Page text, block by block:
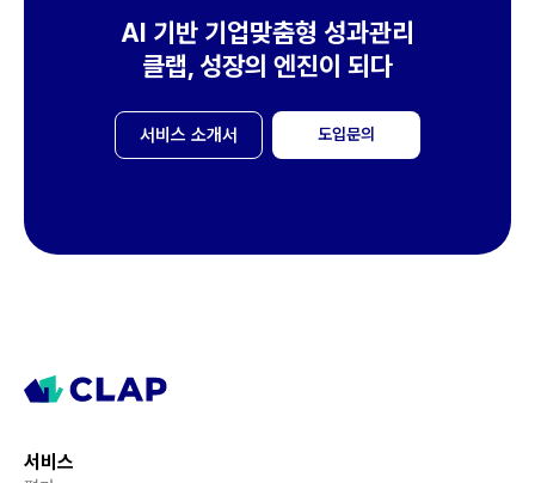
AI 기반 기업맞춤형 성과관리
클랩, 성장의 엔진이 되다
서비스 소개서 도입문의
서비스